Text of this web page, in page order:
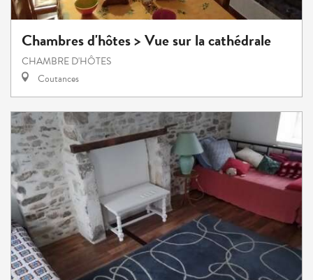
Chambres d'hôtes > Vue sur la cathédrale
CHAMBRE D'HÔTES
Coutances